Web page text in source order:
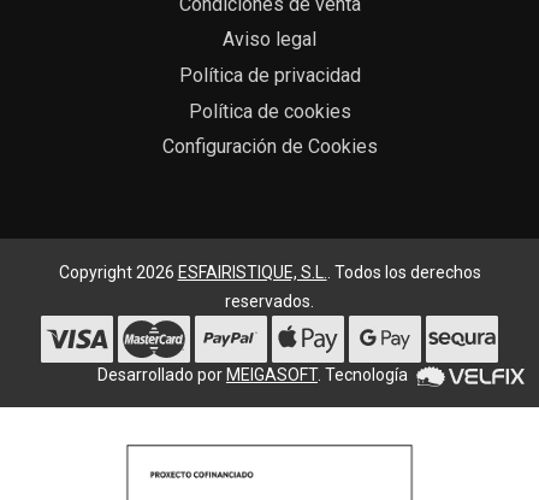
Aviso legal
Política de privacidad
Política de cookies
Configuración de Cookies
Copyright 2026 ESFAIRISTIQUE, S.L.. Todos los derechos
reservados.
Desarrollado por MEIGASOFT. Tecnología